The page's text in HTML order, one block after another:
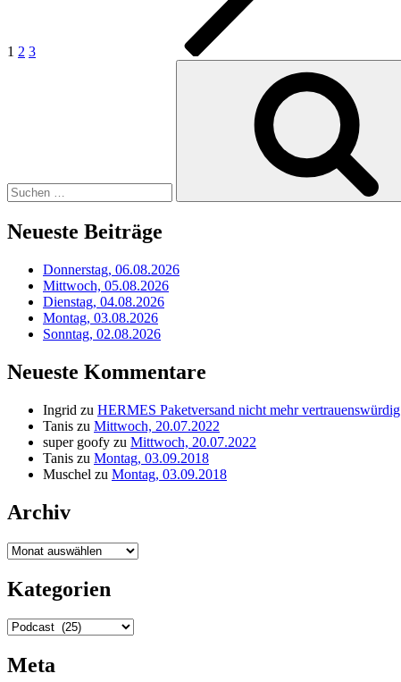
1 2 3
Neueste Beiträge
Donnerstag, 06.08.2026
Mittwoch, 05.08.2026
Dienstag, 04.08.2026
Montag, 03.08.2026
Sonntag, 02.08.2026
Neueste Kommentare
Ingrid zu HERMES Paketversand nicht mehr vertrauenswürdig
Tanis zu Mittwoch, 20.07.2022
super goofy zu Mittwoch, 20.07.2022
Tanis zu Montag, 03.09.2018
Muschel zu Montag, 03.09.2018
Archiv
Archiv
Kategorien
Kategorien
Meta